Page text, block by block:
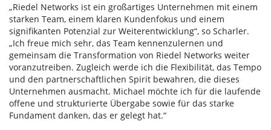
„Riedel Networks ist ein großartiges Unternehmen mit einem
starken Team, einem klaren Kundenfokus und einem
signifikanten Potenzial zur Weiterentwicklung“, so Scharler.
„Ich freue mich sehr, das Team kennenzulernen und
gemeinsam die Transformation von Riedel Networks weiter
voranzutreiben. Zugleich werde ich die Flexibilität, das Tempo
und den partnerschaftlichen Spirit bewahren, die dieses
Unternehmen ausmacht. Michael möchte ich für die laufende
offene und strukturierte Übergabe sowie für das starke
Fundament danken, das er gelegt hat.“